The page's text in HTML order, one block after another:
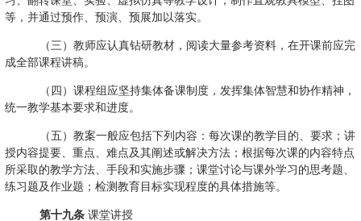
等，并通过预作、预演、预展加以落实。
（三）教师应认真钻研教材，阅读大量参考资料，在开课前应完
成全部课程讲稿。
（四）课程组应坚持集体备课制度，发挥集体智慧和协作精神，
统一教学基本要求和进度。
（五）教案一般应包括下列内容：每次课的教学目的、要求；讲
授内容提要、重点、难点及其阐述或解决方法；根据每次课的内容特点
所采取的教学方法、手段和实施步骤；课堂讨论与课外学习的思考题、
练习题及作业题；检测教育目标实现程度的具体措施等。
第十九条 课堂讲授